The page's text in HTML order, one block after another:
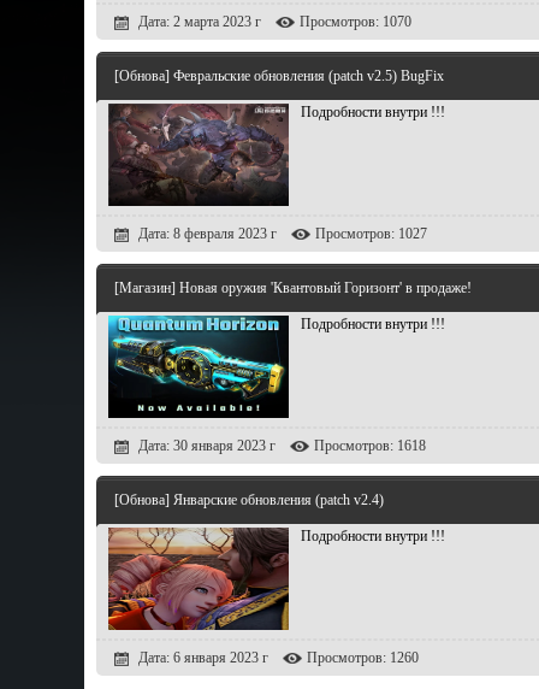
Дата: 2 марта 2023 г Просмотров: 1070
[Обнова] Февральские обновления (patch v2.5) BugFix
Подробности внутри !!!
Дата: 8 февраля 2023 г Просмотров: 1027
[Магазин] Новая оружия 'Квантовый Горизонт' в продаже!
Подробности внутри !!!
Дата: 30 января 2023 г Просмотров: 1618
[Обнова] Январские обновления (patch v2.4)
Подробности внутри !!!
Дата: 6 января 2023 г Просмотров: 1260